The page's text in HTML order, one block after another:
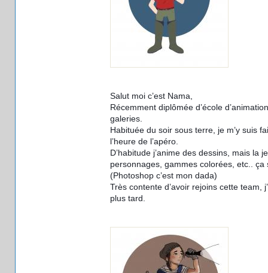
Salut moi c’est Nama,
Récemment diplômée d’école
galeries.
Habituée du soir sous terre, je m’y suis
l’heure de l’apéro.
D’habitude j’anime des dessins, mais la
personnages, gammes colorées, etc..
(Photoshop c’est mon dada)
Très contente d’avoir rejoins cette team,
plus tard.